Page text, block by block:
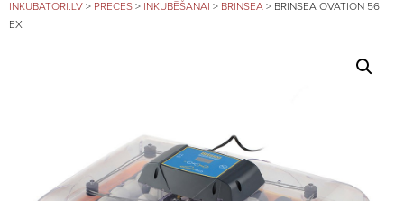
INKUBATORI.LV > PRECES > INKUBĒŠANAI > BRINSEA > BRINSEA OVATION 56
EX